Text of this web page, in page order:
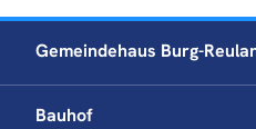
Gemeindehaus Burg-
Bauhof